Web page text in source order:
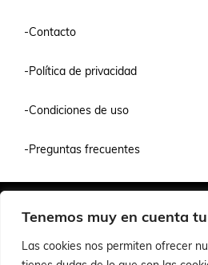
Tenemos muy en cuenta
Las cookies nos permiten ofrecer
-Contacto
-Política de privacidad
-Condiciones de uso
-Preguntas frecuentes
© 2026